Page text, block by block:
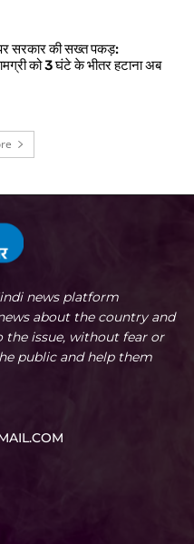
सरकार की सख्त पकड़:
को 3 घंटे के भीतर हटाना अब
news platform
about the country and
the issue, without fear or
public and help them